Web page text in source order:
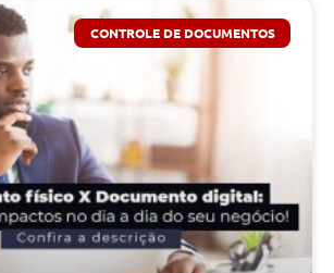
CONTROLE DE DOCUMENTOS